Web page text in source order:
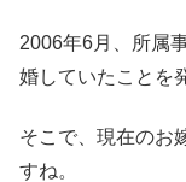
2006年6月、所属
婚していたことを
そこで、現在のお
すね。